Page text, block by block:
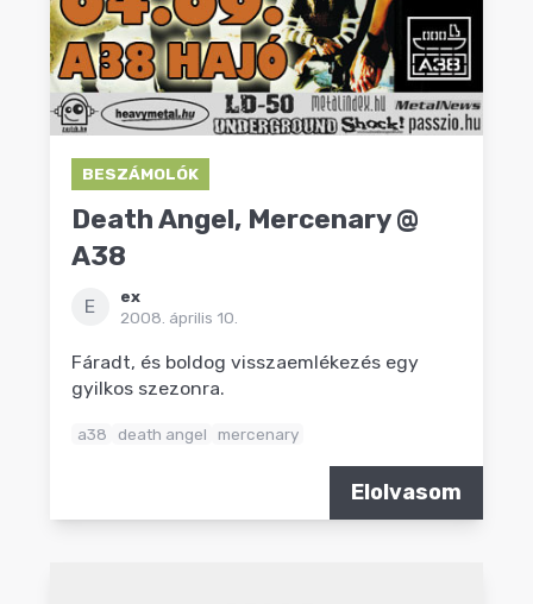
BESZÁMOLÓK
Death Angel, Mercenary @
A38
E
ex
2008. április 10.
Fáradt, és boldog visszaemlékezés egy
gyilkos szezonra.
a38 death angel mercenary
Elolvasom